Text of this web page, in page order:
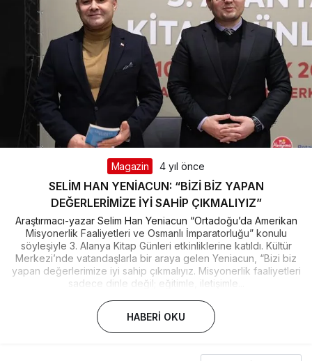
Magazin 4 yıl önce
SELİM HAN YENİACUN: “BİZİ BİZ YAPAN
DEĞERLERİMİZE İYİ SAHİP ÇIKMALIYIZ”
Araştırmacı-yazar Selim Han Yeniacun “Ortadoğu’da Amerikan
Misyonerlik Faaliyetleri ve Osmanlı İmparatorluğu” konulu
söyleşiyle 3. Alanya Kitap Günleri etkinliklerine katıldı. Kültür
Merkezi’nde vatandaşlarla bir araya gelen Yeniacun, “Bizi biz
yapan değerlerimize iyi sahip çıkmalıyız. Misyonerlik faaliyetleri
sadece dinle değil; eğitimle, iletişimle...
HABERI OKU